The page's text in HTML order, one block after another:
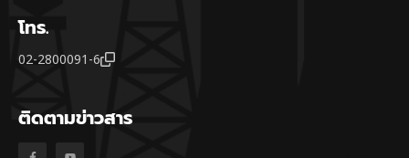
โทร.
02-2800091-6
ติดตามข่าวสาร